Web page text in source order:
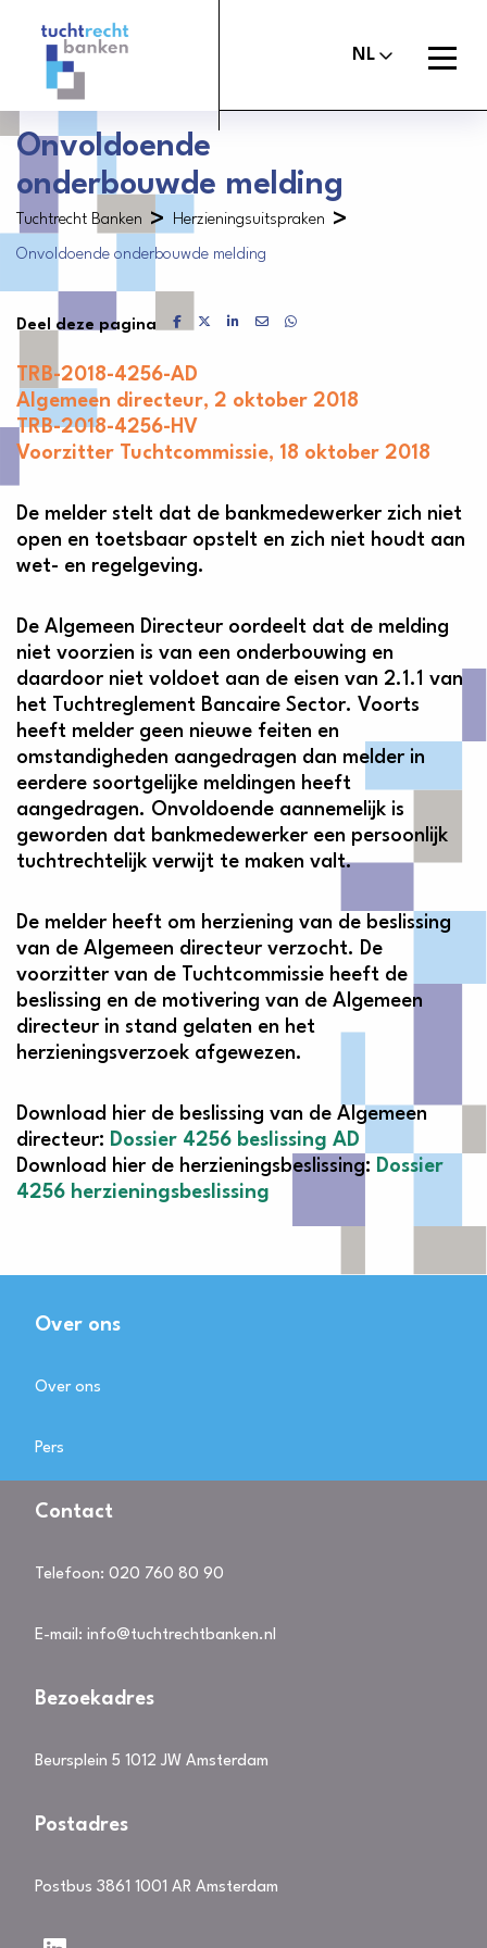
logo
Uitspraken
Over het tuchtrecht
Nieuws
Contact
Tuchtcommissie banken
Commissie van Beroep Banken
NL
Open
menu
Onvoldoende
onderbouwde melding
Tuchtrecht Banken > Herzieningsuitspraken >
Onvoldoende onderbouwde melding
Deel deze pagina Delen via Facebook
Delen via X
Delen via LinkedIn
Delen via Mail
Delen via WhatsApp
TRB-2018-4256-AD
Algemeen directeur, 2 oktober 2018
TRB-2018-4256-HV
Voorzitter Tuchtcommissie, 18 oktober 2018
De melder stelt dat de bankmedewerker zich niet
open en toetsbaar opstelt en zich niet houdt aan
wet- en regelgeving.
De Algemeen Directeur oordeelt dat de melding
niet voorzien is van een onderbouwing en
daardoor niet voldoet aan de eisen van 2.1.1 van
het Tuchtreglement Bancaire Sector. Voorts
heeft melder geen nieuwe feiten en
omstandigheden aangedragen dan melder in
eerdere soortgelijke meldingen heeft
aangedragen. Onvoldoende aannemelijk is
geworden dat bankmedewerker een persoonlijk
tuchtrechtelijk verwijt te maken valt.
De melder heeft om herziening van de beslissing
van de Algemeen directeur verzocht. De
voorzitter van de Tuchtcommissie heeft de
beslissing en de motivering van de Algemeen
directeur in stand gelaten en het
herzieningsverzoek afgewezen.
Download hier de beslissing van de Algemeen
directeur: Dossier 4256 beslissing AD
Download hier de herzieningsbeslissing: Dossier
4256 herzieningsbeslissing
Over ons
Over ons
Pers
Contact
Telefoon: 020 760 80 90
E-mail: info@tuchtrechtbanken.nl
Bezoekadres
Beursplein 5 1012 JW Amsterdam
Postadres
Postbus 3861 1001 AR Amsterdam